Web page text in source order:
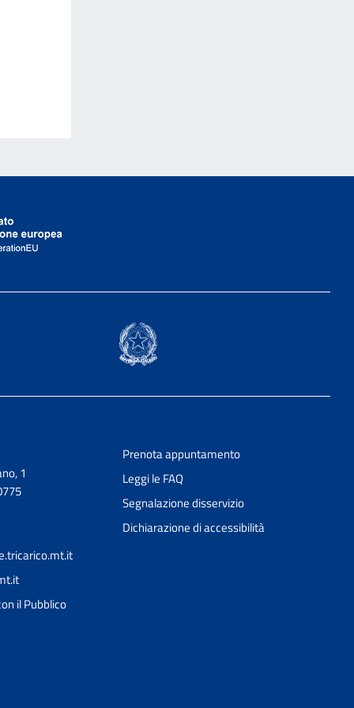
1
il Pubblico
Prenota appuntamento
Leggi le FAQ
Segnalazione disservizio
Dichiarazione di accessibilità